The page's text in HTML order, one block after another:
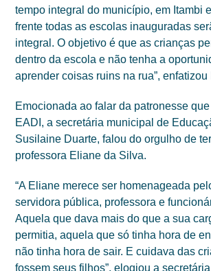
tempo integral do município, em Itambi
frente todas as escolas inauguradas
integral. O objetivo é que as crianças
dentro da escola e não tenha a
aprender coisas ruins na rua”,
Emocionada ao falar da patronesse
EADI, a secretária municipal de
Susilaine Duarte, falou do orgulho de
professora Eliane da Silva.
“A Eliane merece ser homenageada
servidora pública, professora e
Aquela que dava mais do que a sua
permitia, aquela que só tinha hora de
não tinha hora de sair. E cuidava das
fossem seus filhos”, elogiou a